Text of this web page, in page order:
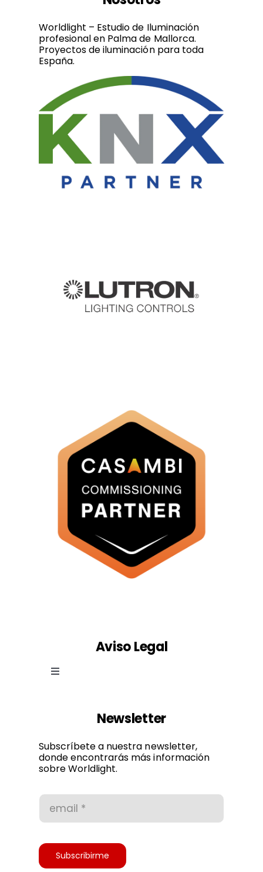
Worldlight – Estudio de Iluminación
profesional en Palma de Mallorca.
Proyectos de iluminación para toda
España.
Aviso Legal
Toggle
Política de privacidad
Accesibilidad
Newsletter
Subscríbete a nuestra newsletter,
donde encontrarás más información
sobre Worldlight.
Subscribirme